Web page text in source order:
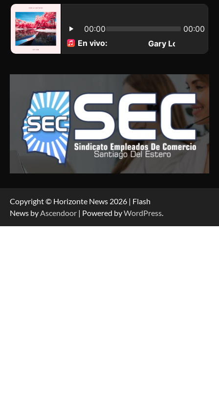
Copyright © Horizonte News 2026 | Flash
News byAscendoor | Powered byWordPress.